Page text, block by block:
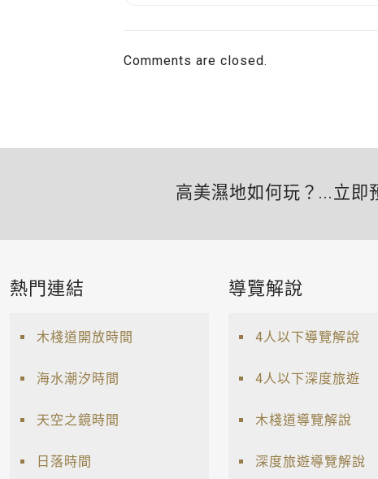
Comments are closed.
高美濕地如何玩？...立即
熱門連結
木棧道開放時間
海水潮汐時間
天空之鏡時間
日落時間
導覽解說
4人以下導覽解說
4人以下深度旅遊
木棧道導覽解說
深度旅遊導覽解說